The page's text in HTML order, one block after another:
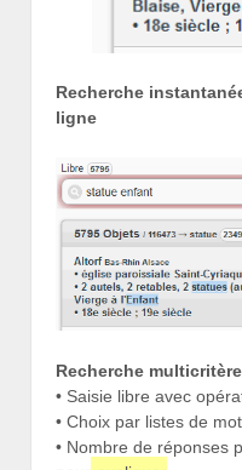
Recherche
ligne
Recherche
• Saisie libre avec
• Choix par listes de
• Nombre de réponses